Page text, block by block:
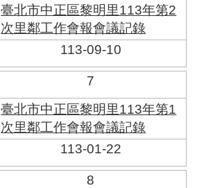
臺北市中正區黎明里113年第2
次里鄰工作會報會議記錄
113-09-10
7
臺北市中正區黎明里113年第1
次里鄰工作會報會議記錄
113-01-22
8